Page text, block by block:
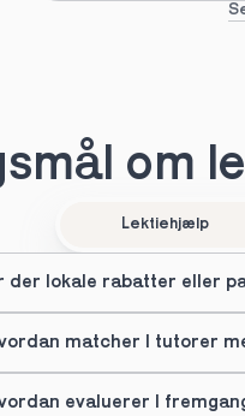
om
Lektiehjælp
der lokale rabatter eller
matcher I tutorer
evaluerer I